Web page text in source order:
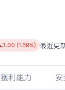
3.00 (1.69%) 最近更
獲利能力 安